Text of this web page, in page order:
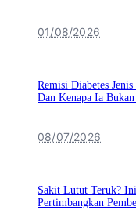
01/08/2026
Remisi Diabetes
Dan Kenapa Ia
08/07/2026
Sakit Lutut Teruk?
Pertimbangkan